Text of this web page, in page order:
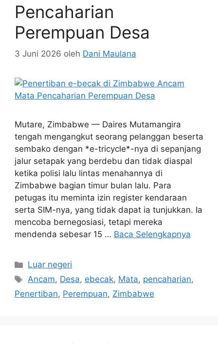
Pencaharian
Perempuan Desa
3 Juni 2026 oleh Dani Maulana
Mutare, Zimbabwe — Daires Mutamangira
tengah mengangkut seorang pelanggan beserta
sembako dengan *e-tricycle*-nya di sepanjang
jalur setapak yang berdebu dan tidak diaspal
ketika polisi lalu lintas menahannya di
Zimbabwe bagian timur bulan lalu. Para
petugas itu meminta izin register kendaraan
serta SIM-nya, yang tidak dapat ia tunjukkan. Ia
mencoba bernegosiasi, tetapi mereka
mendenda sebesar 15 … Baca Selengkapnya
Kategori
Luar negeri
Tag
Ancam, Desa, ebecak, Mata, pencaharian,
Penertiban, Perempuan, Zimbabwe